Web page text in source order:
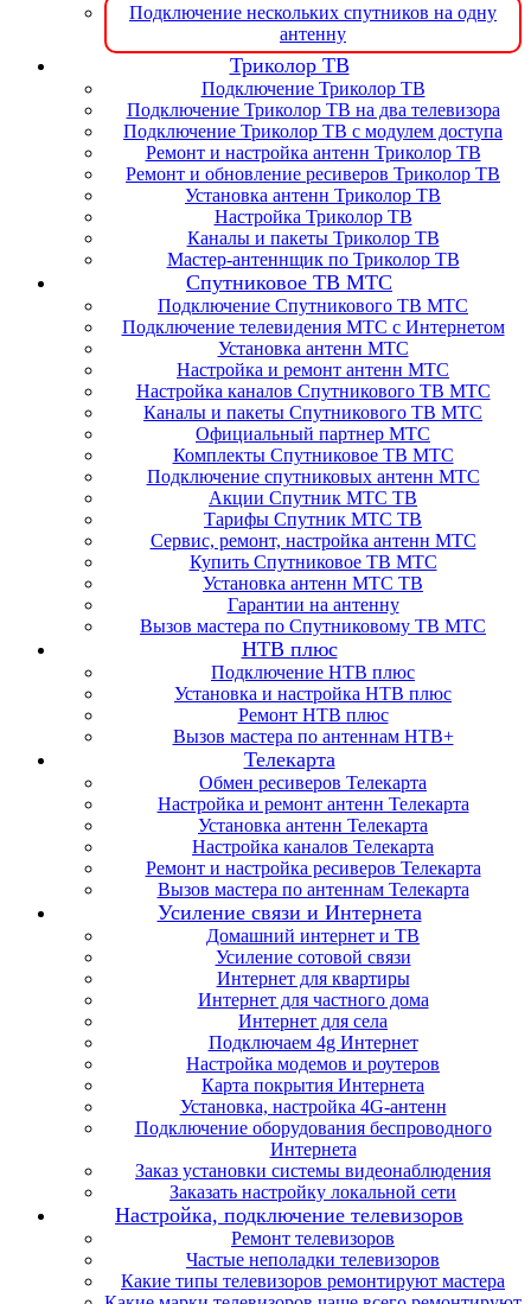
Подключение нескольких спутников на одну
антенну
Триколор ТВ
Подключение Триколор ТВ
Подключение Триколор ТВ на два телевизора
Подключение Триколор ТВ с модулем доступа
Ремонт и настройка антенн Триколор ТВ
Ремонт и обновление ресиверов Триколор ТВ
Установка антенн Триколор ТВ
Настройка Триколор ТВ
Каналы и пакеты Триколор ТВ
Мастер-антеннщик по Триколор ТВ
Спутниковое ТВ МТС
Подключение Спутникового ТВ МТС
Подключение телевидения МТС с Интернетом
Установка антенн МТС
Настройка и ремонт антенн МТС
Настройка каналов Спутникового ТВ МТС
Каналы и пакеты Спутникового ТВ МТС
Официальный партнер МТС
Комплекты Спутниковое ТВ МТС
Подключение спутниковых антенн МТС
Акции Спутник МТС ТВ
Тарифы Спутник МТС ТВ
Сервис, ремонт, настройка антенн МТС
Купить Спутниковое ТВ МТС
Установка антенн МТС ТВ
Гарантии на антенну
Вызов мастера по Спутниковому ТВ МТС
НТВ плюс
Подключение НТВ плюс
Установка и настройка НТВ плюс
Ремонт НТВ плюс
Вызов мастера по антеннам НТВ+
Телекарта
Обмен ресиверов Телекарта
Настройка и ремонт антенн Телекарта
Установка антенн Телекарта
Настройка каналов Телекарта
Ремонт и настройка ресиверов Телекарта
Вызов мастера по антеннам Телекарта
Усиление связи и Интернета
Домашний интернет и ТВ
Усиление сотовой связи
Интернет для квартиры
Интернет для частного дома
Интернет для села
Подключаем 4g Интернет
Настройка модемов и роутеров
Карта покрытия Интернета
Установка, настройка 4G-антенн
Подключение оборудования беспроводного
Интернета
Заказ установки системы видеонаблюдения
Заказать настройку локальной сети
Настройка, подключение телевизоров
Ремонт телевизоров
Частые неполадки телевизоров
Какие типы телевизоров ремонтируют мастера